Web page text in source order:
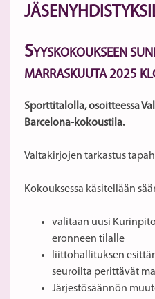
SYYSKOKOUKSEEN
MARRASKUUTA 2025
Sporttitalolla, osoitteessa
Barcelona-kokoustila.
Valtakirjojen tarkastus
Kokouksessa käsitellään
valitaan uusi
eronneen tilalle
liittohallituksen
seuroilta perittävät
Järjestösäännön